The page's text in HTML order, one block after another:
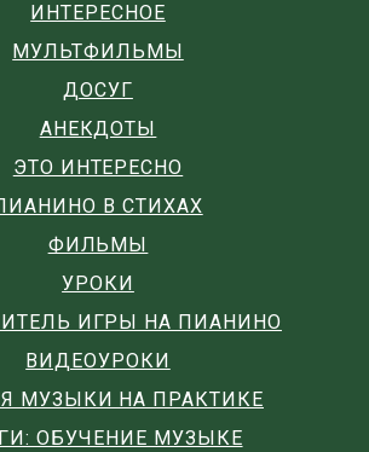
ИНТЕРЕСНОЕ
МУЛЬТФИЛЬМЫ
ДОСУГ
АНЕКДОТЫ
ЭТО ИНТЕРЕСНО
В СТИХАХ
ФИЛЬМЫ
УРОКИ
ИГРЫ НА ПИАНИНО
ВИДЕОУРОКИ
МУЗЫКИ НА ПРАКТИКЕ
ОБУЧЕНИЕ МУЗЫКЕ